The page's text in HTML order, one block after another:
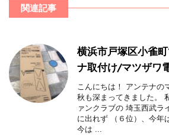
関連記事
横浜市戸塚区小雀
ナ取付け/マツザワ
こんにちは！ アンテナ
秋も深まってきました。
ァンクラブの 埼玉西武ラ
に出れず （６位）、今年
今は ...